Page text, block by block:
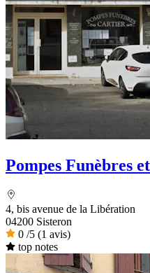
Pompes Funèbres
4, bis avenue de la Libération
04200 Sisteron
0 /5 (1 avis)
top notes